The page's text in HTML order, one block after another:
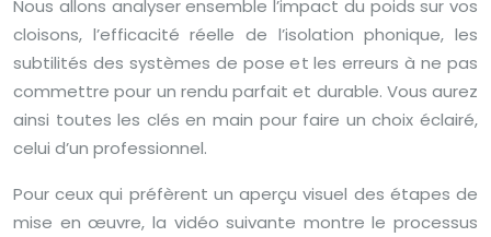
Nous allons analyser ensemble l’impact du poids sur vos
cloisons, l’efficacité réelle de l’isolation phonique, les
subtilités des systèmes de pose et les erreurs à ne pas
commettre pour un rendu parfait et durable. Vous aurez
ainsi toutes les clés en main pour faire un choix éclairé,
celui d’un professionnel.
Pour ceux qui préfèrent un aperçu visuel des étapes de
mise en œuvre, la vidéo suivante montre le processus